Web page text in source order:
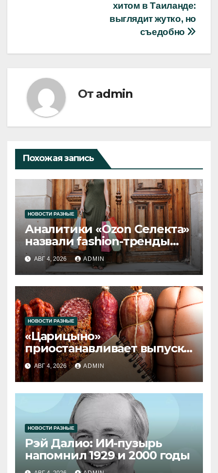
хитом в Таиланде:
выглядит жутко, но
съедобно
От admin
Похожая запись
НОВОСТИ РАЗНЫЕ
Аналитики «Ozon Селекта»
назвали fashion-тренды
2026 года
АВГ 4, 2026 ADMIN
НОВОСТИ РАЗНЫЕ
«Царицыно»
приостанавливает выпуск
продукции
АВГ 4, 2026 ADMIN
НОВОСТИ РАЗНЫЕ
Рэй Далио: ИИ-пузырь
напомнил 1929 и 2000 годы